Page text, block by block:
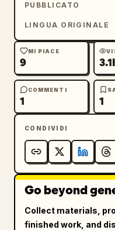
PUBBLICATO
LINGUA ORIGINALE
MI PIACE
9
COMMENTI
1 1
CONDIVIDI
Go beyond
Collect materials,
finished work, and